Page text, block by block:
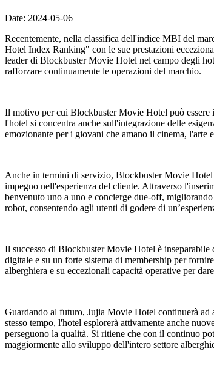
Date: 2024-05-06
Recentemente, nella classifica dell'indice MBI del
Hotel Index Ranking" con le sue prestazioni
leader di Blockbuster Movie Hotel nel campo degli
rafforzare continuamente le operazioni del marchio.
Il motivo per cui Blockbuster Movie Hotel può essere
l'hotel si concentra anche sull'integrazione delle
emozionante per i giovani che amano il cinema,
Anche in termini di servizio, Blockbuster Movie Hotel
impegno nell'esperienza del cliente. Attraverso
benvenuto uno a uno e concierge due-off,
robot, consentendo agli utenti di godere di
Il successo di Blockbuster Movie Hotel è
digitale e su un forte sistema di membership per
alberghiera e su eccezionali capacità operative per
Guardando al futuro, Jujia Movie Hotel continuerà
stesso tempo, l'hotel esplorerà attivamente anche
perseguono la qualità. Si ritiene che con il continuo
maggiormente allo sviluppo dell'intero settore